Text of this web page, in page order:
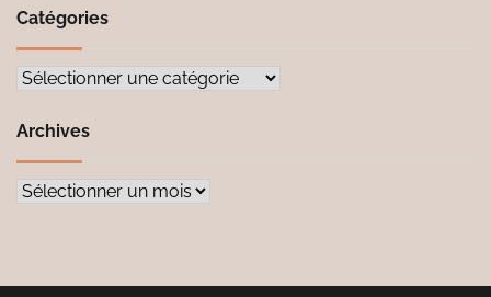
Catégories
Catégories
Archives
Archives